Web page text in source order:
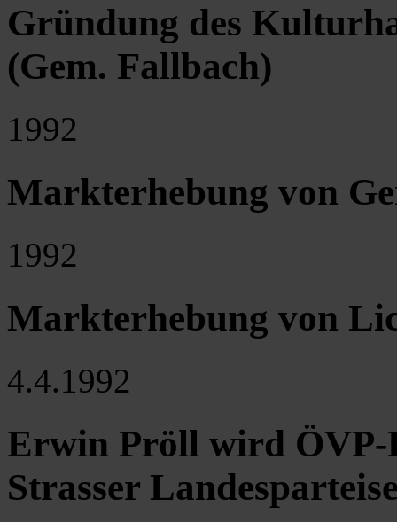
Gründung des
(Gem. Fallbach)
1992
Markterhebung von
1992
Markterhebung von
4.4.1992
Erwin Pröll wird ÖVP-
Strasser